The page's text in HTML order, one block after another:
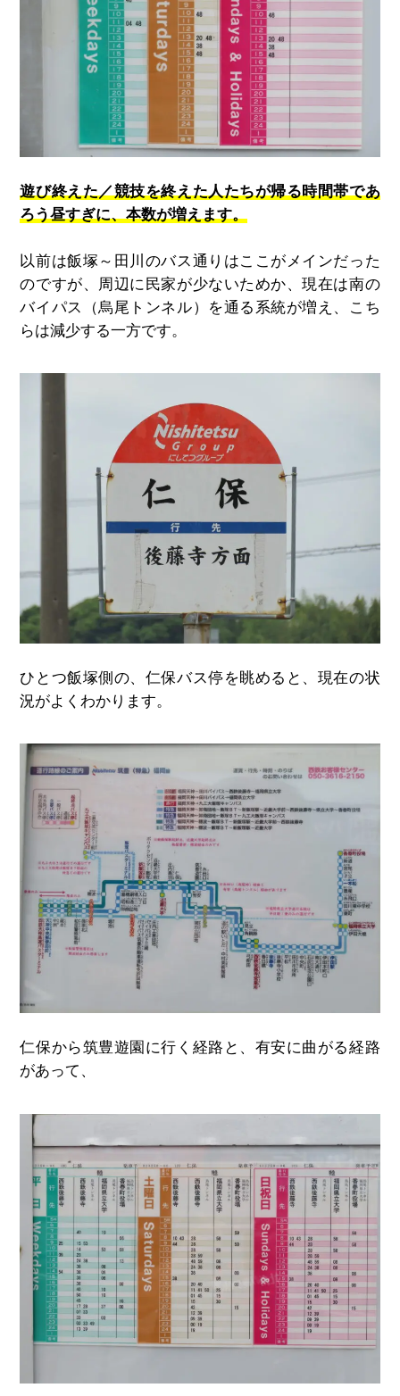
遊び終えた／競技を終えた人たちが帰る時間帯であ
ろう昼すぎに、本数が増えます。
以前は飯塚～田川のバス通りはここがメインだった
のですが、周辺に民家が少ないためか、現在は南の
バイパス（烏尾トンネル）を通る系統が増え、こち
らは減少する一方です。
ひとつ飯塚側の、仁保バス停を眺めると、現在の状
況がよくわかります。
仁保から筑豊遊園に行く経路と、有安に曲がる経路
があって、